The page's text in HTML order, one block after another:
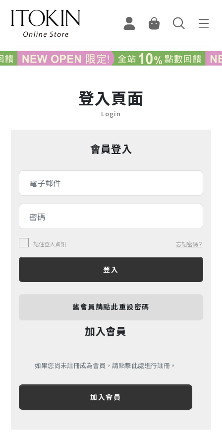
登入頁面
Login
會員登入
記住登入資訊 忘記密碼？
登入
舊會員請點此重設密碼
加入會員
如果您尚未註冊成為會員，請點擊此處進行註冊。
加入會員